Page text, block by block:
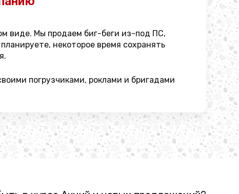
виде. Мы продаем биг-беги из-под ПС,
некоторое время сохранять
погрузчиками, роклами и бригадами